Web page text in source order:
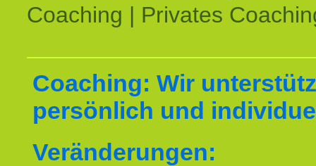
Coaching | Privates
Coaching: Wir
persönlich und
Veränderungen: